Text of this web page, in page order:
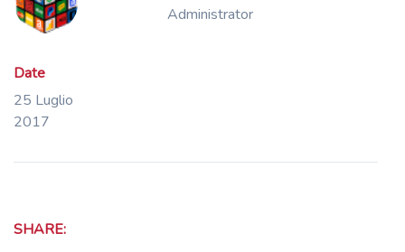
Administrator
Date
25 Luglio
2017
SHARE: